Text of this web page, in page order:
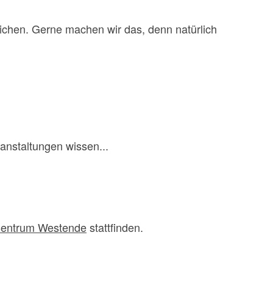
Gerne machen wir das, denn natürlich
wissen...
Westendestattfinden.